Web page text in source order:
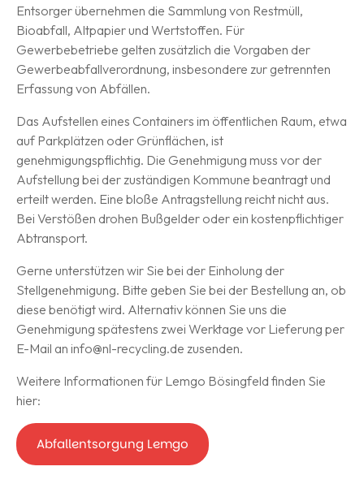
Entsorger übernehmen die Sammlung von Restmüll,
Bioabfall, Altpapier und Wertstoffen. Für
Gewerbebetriebe gelten zusätzlich die Vorgaben der
Gewerbeabfallverordnung, insbesondere zur getrennten
Erfassung von Abfällen.
Das Aufstellen eines Containers im öffentlichen Raum, etwa
auf Parkplätzen oder Grünflächen, ist
genehmigungspflichtig. Die Genehmigung muss vor der
Aufstellung bei der zuständigen Kommune beantragt und
erteilt werden. Eine bloße Antragstellung reicht nicht aus.
Bei Verstößen drohen Bußgelder oder ein kostenpflichtiger
Abtransport.
Gerne unterstützen wir Sie bei der Einholung der
Stellgenehmigung. Bitte geben Sie bei der Bestellung an, ob
diese benötigt wird. Alternativ können Sie uns die
Genehmigung spätestens zwei Werktage vor Lieferung per
E-Mail an info@nl-recycling.de zusenden.
Weitere Informationen für Lemgo Bösingfeld finden Sie
hier:
Abfallentsorgung Lemgo